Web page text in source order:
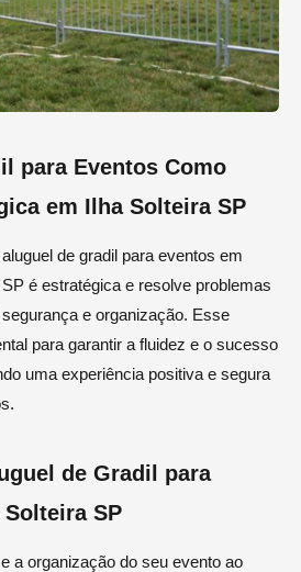
para Eventos Como
em Ilha Solteira SP
de gradil para eventos em
é estratégica e resolve problemas
e organização. Esse
para garantir a fluidez e o sucesso
uma experiência positiva e segura
de Gradil para
SP
a organização do seu evento ao